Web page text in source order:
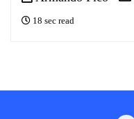
18 sec read